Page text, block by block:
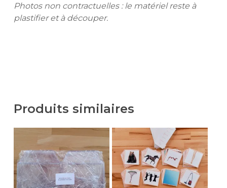
Photos non contractuelles : le matériel reste à
plastifier et à découper.
Produits similaires